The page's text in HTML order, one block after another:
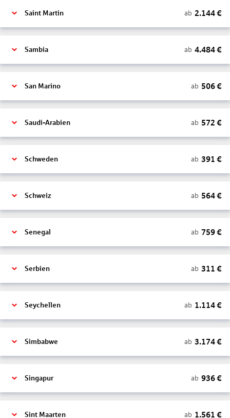
Saint Martin ab 2.144€
Sambia ab 4.484€
San Marino ab 506€
Saudi-Arabien ab 572 €
Schweden ab 391 €
Schweiz ab 564€
Senegal ab 759€
Serbien ab 311 €
Seychellen ab 1.114€
Simbabwe ab 3.174€
Singapur ab 936€
Sint Maarten ab 1.561 €